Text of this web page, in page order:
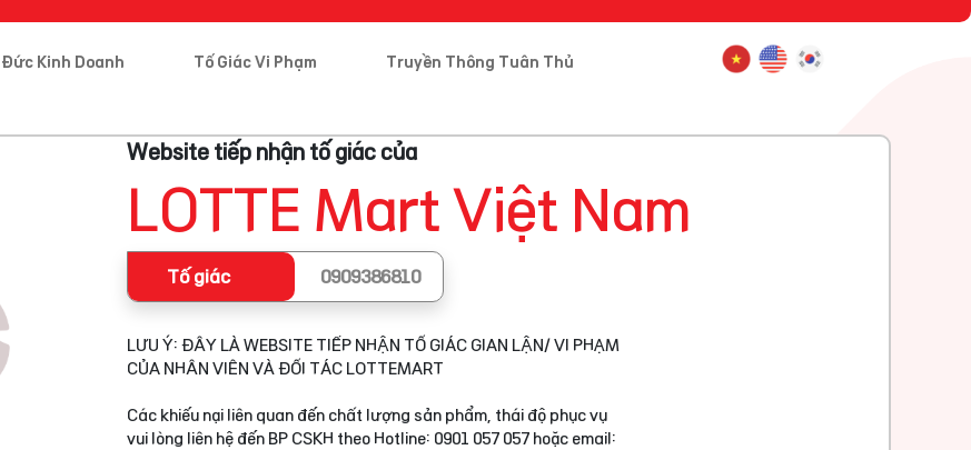
Kinh Doanh Tố Giác Vi Phạm Truyền Thông Tuân Thủ
Website tiếp nhận tố giác của
LOTTE Mart Việt Nam
Tố giác 0909386810
LƯU Ý: ĐÂY LÀ WEBSITE TIẾP NHẬN TỐ GIÁC GIAN LẬN/ VI PHẠM
CỦA NHÂN VIÊN VÀ ĐỐI TÁC LOTTEMART
Các khiếu nại liên quan đến chất lượng sản phẩm, thái độ phục vụ
vui lòng liên hệ đến BP CSKH theo Hotline: 0901 057 057 hoặc email: